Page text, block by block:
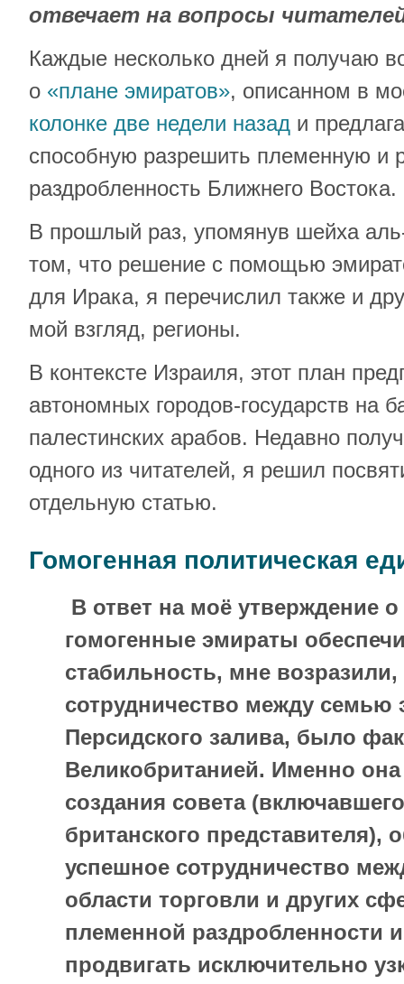
отвечает на вопросы
Каждые несколько дней я получаю
о «плане эмиратов», описанном в
колонке две недели назад и
способную разрешить племенную и
раздробленность Ближнего Востока.
В прошлый раз, упомянув шейха
том, что решение с помощью
для Ирака, я перечислил также и
мой взгляд, регионы.
В контексте Израиля, этот план
автономных городов-государств на
палестинских арабов. Недавно
одного из читателей, я решил
отдельную статью.
Гомогенная политическая
В ответ на моё утверждение
гомогенные эмираты
стабильность, мне возразили,
сотрудничество между семью
Персидского залива, было
Великобританией. Именно
создания совета
британского представителя),
успешное сотрудничество
области торговли и других
племенной раздробленности
продвигать исключительно